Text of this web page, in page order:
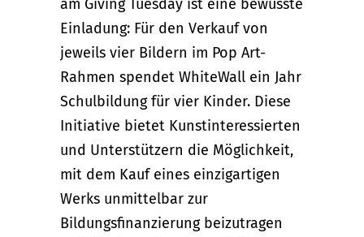
am Giving Tuesday ist eine bewusste
Einladung: Für den Verkauf von
jeweils vier Bildern im Pop Art-
Rahmen spendet WhiteWall ein Jahr
Schulbildung für vier Kinder. Diese
Initiative bietet Kunstinteressierten
und Unterstützern die Möglichkeit,
mit dem Kauf eines einzigartigen
Werks unmittelbar zur
Bildungsfinanzierung beizutragen